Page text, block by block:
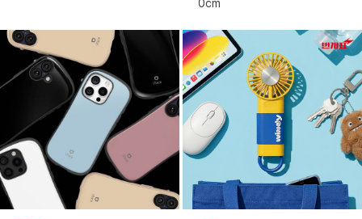
0cm